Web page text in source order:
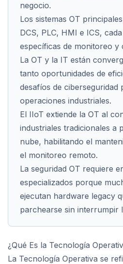
negocio.
Los sistemas OT
DCS, PLC, HMI e ICS,
específicas de monitoreo y
La OT y la IT están
tanto oportunidades de
desafíos de ciberseguridad
operaciones industriales.
El IIoT extiende la OT al
industriales tradicionales a
nube, habilitando el
el monitoreo remoto.
La seguridad OT requiere
especializados porque
ejecutan hardware legacy
parchearse sin interrumpir
¿Qué Es la Tecnología
La Tecnología Operativa se